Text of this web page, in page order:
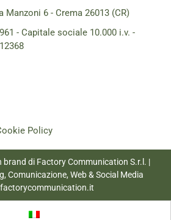
Manzoni 6 - Crema 26013 (CR)
- Capitale sociale 10.000 i.v. -
Policy
brand di Factory Communication S.r.l. |
Comunicazione, Web & Social Media